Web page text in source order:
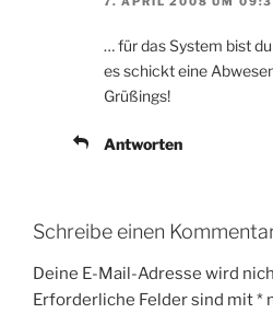
… für das System bist
es schickt eine
Grüßings!
Antworten
Schreibe einen
Deine E-Mail-Adresse wird
Erforderliche Felder sind mit*